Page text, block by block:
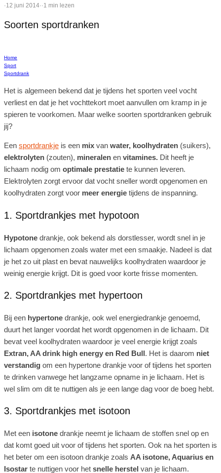
·12 juni 2014··1 min lezen
Soorten sportdranken
Home
Sport
Sportdrank
Het is algemeen bekend dat je tijdens het sporten veel vocht
verliest en dat je het vochttekort moet aanvullen om kramp in je
spieren te voorkomen. Maar welke soorten sportdranken gebruik
jij?
Een sportdrankje is een mix van water, koolhydraten (suikers),
elektrolyten (zouten), mineralen en vitamines. Dit heeft je
lichaam nodig om optimale prestatie te kunnen leveren.
Elektrolyten zorgt ervoor dat vocht sneller wordt opgenomen en
koolhydraten zorgt voor meer energie tijdens de inspanning.
1. Sportdrankjes met hypotoon
Hypotone drankje, ook bekend als dorstlesser, wordt snel in je
lichaam opgenomen zoals water met een smaakje. Nadeel is dat
je het zo uit plast en bevat nauwelijks koolhydraten waardoor je
weinig energie krijgt. Dit is goed voor korte frisse momenten.
2. Sportdrankjes met hypertoon
Bij een hypertone drankje, ook wel energiedrankje genoemd,
duurt het langer voordat het wordt opgenomen in de lichaam. Dit
bevat veel koolhydraten waardoor je veel energie krijgt zoals
Extran, AA drink high energy en Red Bull. Het is daarom niet
verstandig om een hypertone drankje voor of tijdens het sporten
te drinken vanwege het langzame opname in je lichaam. Het is
wel slim om dit te nuttigen als je een lange dag voor de boeg hebt.
3. Sportdrankjes met isotoon
Met een isotone drankje neemt je lichaam de stoffen snel op en
dat komt goed uit voor of tijdens het sporten. Ook na het sporten is
het beter om een isotoon drankje zoals AA isotone, Aquarius en
Isostar te nuttigen voor het snelle herstel van je lichaam.